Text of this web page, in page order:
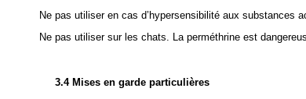
Ne pas utiliser en cas d’hypersensibilité aux substances
Ne pas utiliser sur les chats. La perméthrine est
3.4 Mises en garde particulières